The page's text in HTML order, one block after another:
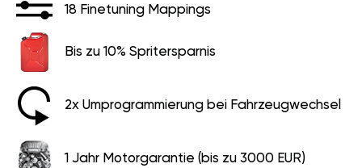
18 Finetuning Mappings
Bis zu 10% Spritersparnis
2x Umprogrammierung bei Fahrzeugwechsel
1 Jahr Motorgarantie (bis zu 3000 EUR)